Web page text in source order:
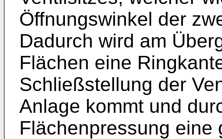
Öffnungswinkel der
Dadurch wird am
Flächen eine
Schließstellung der
Anlage kommt und
Flächenpressung eine